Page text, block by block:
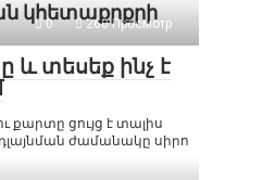
կհետաքրքրի
0 260 Просмотр
և տեսեք ինչ է
քարտը ցույց է տալիս
ժամանակը սիրո